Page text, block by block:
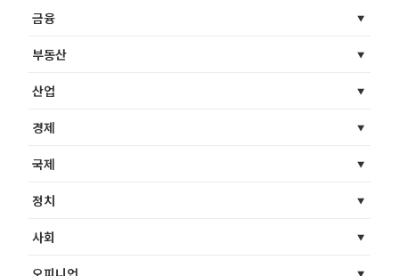
금융
부동산
산업
경제
국제
정치
사회